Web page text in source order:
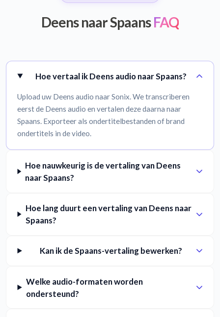
Deens naar SpaansFAQ
Hoe vertaal ik Deens audio naar Spaans?
Upload uw Deens audio naar Sonix. We transcriberen
eerst de Deens audio en vertalen deze daarna naar
Spaans. Exporteer als ondertitelbestanden of brand
ondertitels in de video.
Hoe nauwkeurig is de vertaling van Deens
naar Spaans?
Hoe lang duurt een vertaling van Deens naar
Spaans?
Kan ik de Spaans-vertaling bewerken?
Welke audio-formaten worden
ondersteund?